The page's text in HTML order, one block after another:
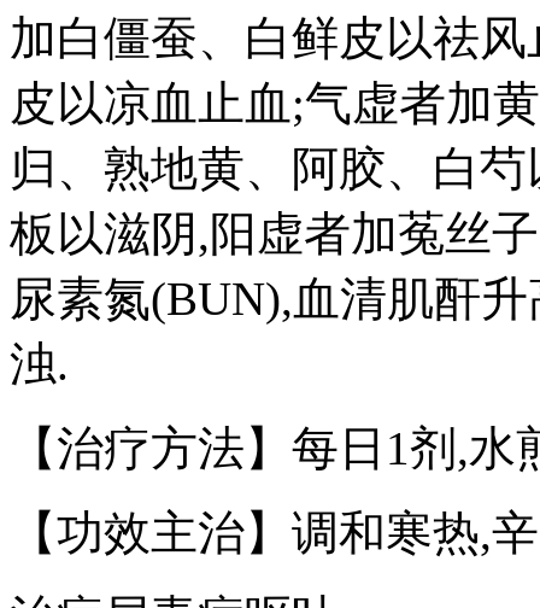
加白僵蚕、白鲜皮以祛
皮以凉血止血;气虚者加
归、熟地黄、阿胶、白
板以滋阴,阳虚者加菟丝
尿素氮(BUN),血清肌酐
浊.
【治疗方法】每日1剂,水
【功效主治】调和寒热,